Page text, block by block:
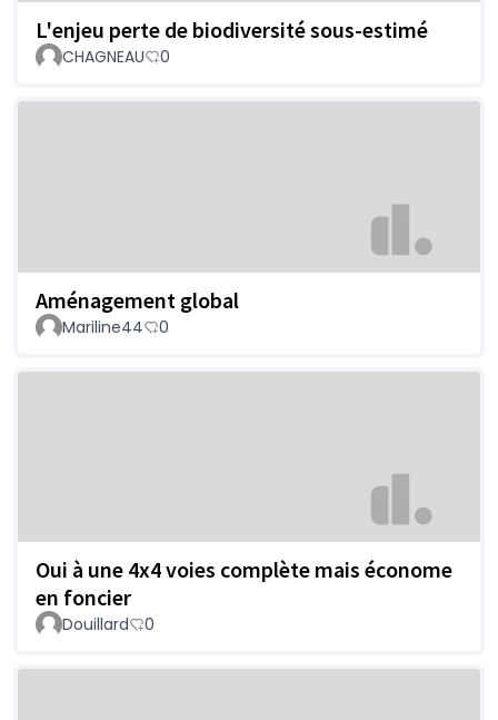
L'enjeu perte de biodiversité sous-estimé
CHAGNEAU 0
Aménagement global
Mariline44 0
Oui à une 4x4 voies complète mais économe
en foncier
Douillard 0